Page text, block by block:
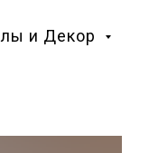
и Декор